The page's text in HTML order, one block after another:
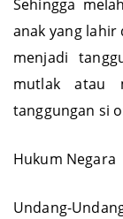
Sehingga
anak yang
menjadi
mutlak atau
tanggungan si
Hukum Negara
Undang-